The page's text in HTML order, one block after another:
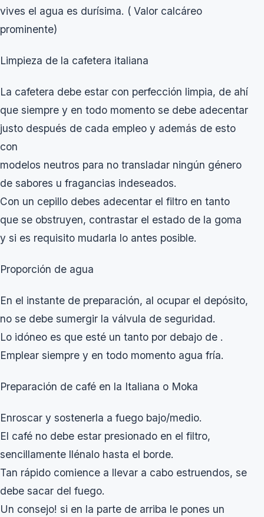
vives el agua es durísima. ( Valor calcáreo
prominente)
Limpieza de la cafetera italiana
La cafetera debe estar con perfección limpia, de ahí
que siempre y en todo momento se debe adecentar
justo después de cada empleo y además de esto
con
modelos neutros para no transladar ningún género
de sabores u fragancias indeseados.
Con un cepillo debes adecentar el filtro en tanto
que se obstruyen, contrastar el estado de la goma
y si es requisito mudarla lo antes posible.
Proporción de agua
En el instante de preparación, al ocupar el depósito,
no se debe sumergir la válvula de seguridad.
Lo idóneo es que esté un tanto por debajo de .
Emplear siempre y en todo momento agua fría.
Preparación de café en la Italiana o Moka
Enroscar y sostenerla a fuego bajo/medio.
El café no debe estar presionado en el filtro,
sencillamente llénalo hasta el borde.
Tan rápido comience a llevar a cabo estruendos, se
debe sacar del fuego.
Un consejo! si en la parte de arriba le pones un